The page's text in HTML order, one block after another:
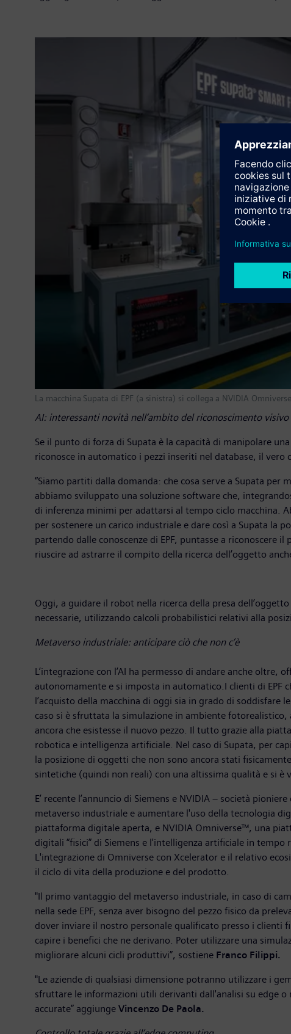
La macchina Supata di EPF (a sinistra) si collega a NVIDIA
AI: interessanti novità nell’ambito del riconoscimento visivo
Se il punto di forza di Supata è la capacità di manipolare
riconosce in automatico i pezzi inseriti nel database, il vero
“Siamo partiti dalla domanda: che cosa serve a Supata per
abbiamo sviluppato una soluzione software che,
di inferenza minimi per adattarsi al tempo ciclo macchina.
per sostenere un carico industriale e dare così a Supata la
partendo dalle conoscenze di EPF, puntasse a riconoscere
riuscire ad astrarre il compito della ricerca dell’oggetto
Oggi, a guidare il robot nella ricerca della presa
necessarie, utilizzando calcoli probabilistici relativi alla
Metaverso industriale: anticipare ciò che non c’è
L’integrazione con l’AI ha permesso di andare anche
autonomamente e si imposta in automatico.I clienti di EPF
l’acquisto della macchina di oggi sia in grado di soddisfare
caso si è sfruttata la simulazione in ambiente
ancora che esistesse il nuovo pezzo. Il tutto grazie alla
robotica e intelligenza artificiale. Nel caso di Supata, per
la posizione di oggetti che non sono ancora stati
sintetiche (quindi non reali) con una altissima qualità e si
E’ recente l’annuncio di Siemens e NVIDIA – società
metaverso industriale e aumentare l'uso della tecnologia
piattaforma digitale aperta, e NVIDIA Omniverse™, una
digitali “fisici” di Siemens e l'intelligenza artificiale in tempo
L'integrazione di Omniverse con Xcelerator e il relativo
il ciclo di vita della produzione e del prodotto.
"Il primo vantaggio del metaverso industriale, in caso di
nella sede EPF, senza aver bisogno del pezzo fisico da
dover inviare il nostro personale qualificato presso i clienti
capire i benefici che ne derivano. Poter utilizzare una
migliorare alcuni cicli produttivi”, sostiene Franco Filippi.
"Le aziende di qualsiasi dimensione potranno utilizzare i
sfruttare le informazioni utili derivanti dall'analisi su edge
accurate” aggiunge Vincenzo De Paola.